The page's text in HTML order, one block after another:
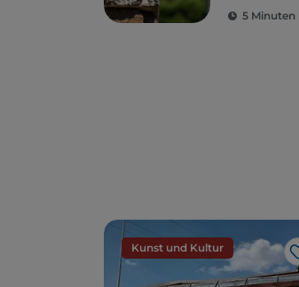
von5 Minuten
Kunst und Kultur